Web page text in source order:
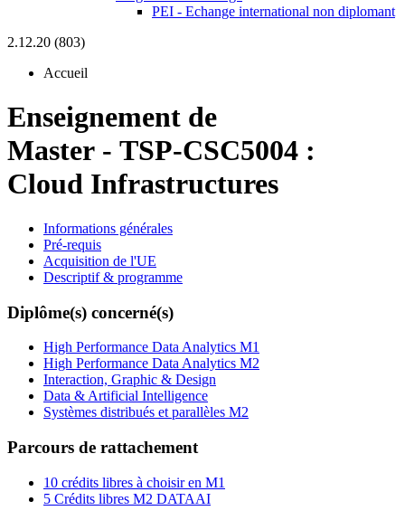
PEI - Echange international non diplomant
2.12.20 (803)
Accueil
Enseignement de
Master - TSP-CSC5004 :
Cloud Infrastructures
Informations générales
Pré-requis
Acquisition de l'UE
Descriptif & programme
Diplôme(s) concerné(s)
High Performance Data Analytics M1
High Performance Data Analytics M2
Interaction, Graphic & Design
Data & Artificial Intelligence
Systèmes distribués et parallèles M2
Parcours de rattachement
10 crédits libres à choisir en M1
5 Crédits libres M2 DATAAI